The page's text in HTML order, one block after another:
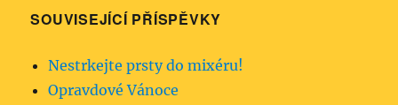
SOUVISEJÍCÍ PŘÍSPĚVKY
Nestrkejte prsty do mixéru!
Opravdové Vánoce